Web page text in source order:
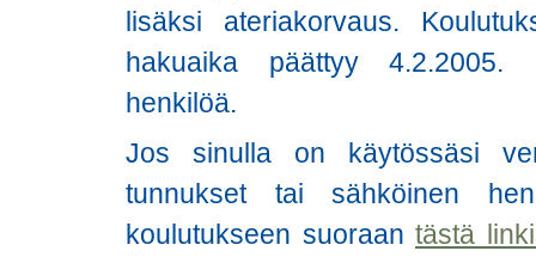
lisäksi ateriakorvaus.
hakuaika päättyy 4.2.2005.
henkilöä.
Jos sinulla on käytössäsi
tunnukset tai sähköinen
koulutukseen suoraan tästä